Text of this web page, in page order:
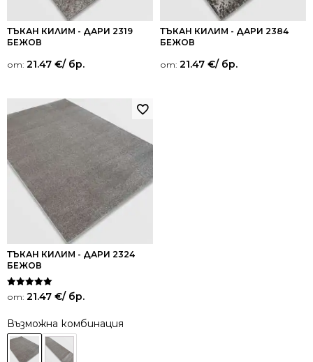
ТЪКАН КИЛИМ - ДАРИ 2319
БЕЖОВ
от: 21.47 €/ бр.
ТЪКАН КИЛИМ - ДАРИ 2384
БЕЖОВ
от: 21.47 €/ бр.
ТЪКАН КИЛИМ - ДАРИ 2324
БЕЖОВ
Оценено на
5.00
от: 21.47 €/ бр.
Възможна комбинация